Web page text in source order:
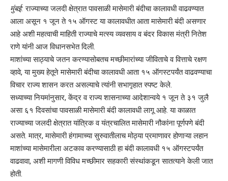
मुंबई: राज्याच्या जलदी क्षेत्रात पावसाळी मासेमारी बंदीचा कालावधी वाढवण्यात
आला असून १ जून ते १५ ऑगस्ट या कालावधीत आता मासेमारी बंदी असणार
आहे अशी महत्वाची माहिती राज्याचे मत्स्य व्यवसाय व बंदर विकास मंत्री नितेश
राणे यांनी आज विधानसभेत दिली.
माशांच्या साठ्याचे जतन करण्यासोबतच मच्छीमारांच्या जीविताचे व वित्ताचे रक्षण
व्हावे, या मुख्य हेतूने मासेमारी बंदीचा कालावधी आता १५ ऑगस्टपर्यंत वाढवण्याचा
विचार राज्य शासन करत असल्याचे त्यांनी सभागृहात स्पष्ट केले.
सध्याच्या नियमांनुसार, केंद्र व राज्य शासनाच्या आदेशान्वये १ जून ते ३१ जुलै
असा ६१ दिवसांचा पावसाळी मासेमारी बंदी कालावधी लागू आहे. या काळात
राज्याच्या जलदी क्षेत्रात यांत्रिक व यंत्रचालित मासेमारी नौकांना पूर्णपणे बंदी
असते. मात्र, मासेमारी हंगामाच्या सुरुवातीलाच मोठ्या प्रमाणावर होणाऱ्या लहान
माशांच्या मासेमारीला अटकाव करण्यासाठी हा बंदी कालावधी १५ ऑगस्टपर्यंत
वाढवावा, अशी मागणी विविध मच्छीमार सहकारी संस्थांकडून सातत्याने केली जात
होती.